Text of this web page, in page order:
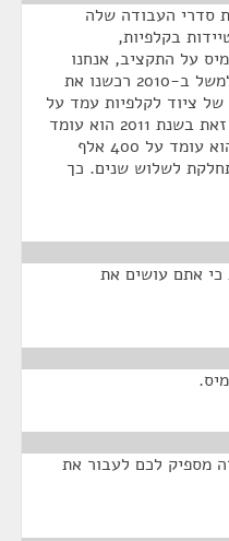
סדרי העבודה שלה
בקלפיות,
על התקציב, אנחנו
מחלקים את זה לשלוש שנים. כך למשל ב-2010 רכשנו את
של ציוד לקלפיות עמד על
מיליון ו-400 אלף שקלים ולעומת זאת בשנת 2011 הוא עומד
על 550 אלף שקלים ובשנת 2012 הוא עומד על 400 אלף
לשלוש שנים. כך
פחות כי אתם עושים את
יהיו בחירות ב-2012? זה מספיק לכם לעבור את